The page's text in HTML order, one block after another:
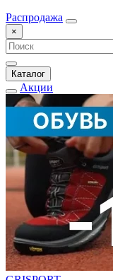
Распродажа
×
Каталог
Акции